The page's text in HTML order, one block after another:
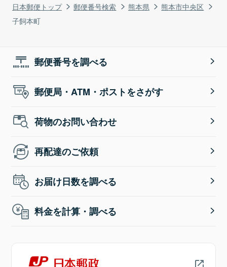
日本郵便トップ 郵便番号検索 熊本県
熊本市中央区
子飼本町
郵便番号を調べる
郵便局・ATM・ポストをさがす
荷物のお問い合わせ
再配達のご依頼
お届け日数を調べる
料金を計算・調べる